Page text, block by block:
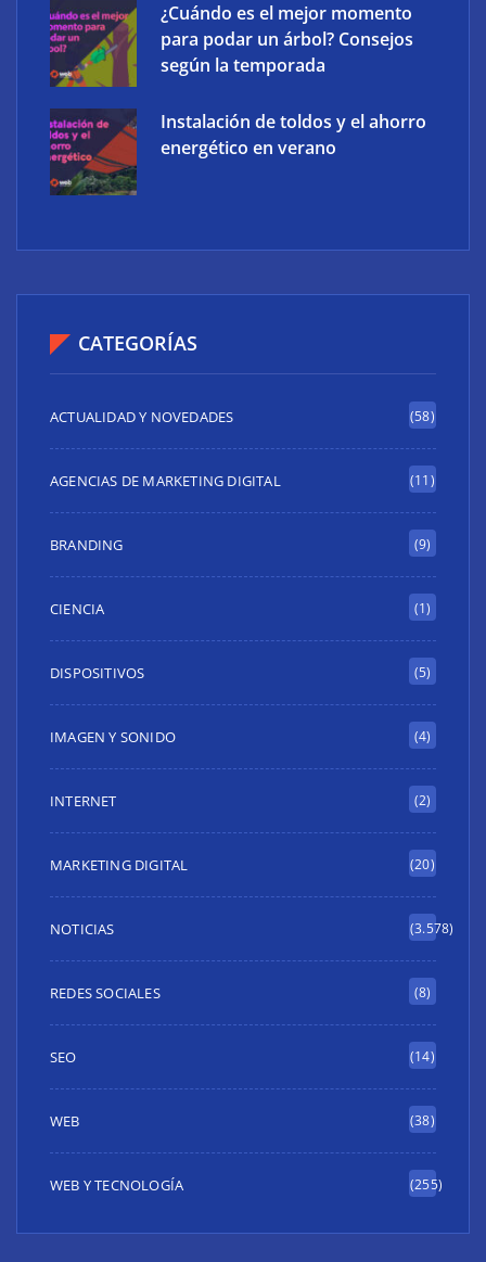
¿Cuándo es el mejor momento
para podar un árbol? Consejos
según la temporada
Instalación de toldos y el ahorro
energético en verano
CATEGORÍAS
ACTUALIDAD Y NOVEDADES (58)
AGENCIAS DE MARKETING DIGITAL (11)
BRANDING (9)
CIENCIA (1)
DISPOSITIVOS (5)
IMAGEN Y SONIDO (4)
INTERNET (2)
MARKETING DIGITAL (20)
NOTICIAS (3.578)
REDES SOCIALES (8)
SEO (14)
WEB (38)
WEB Y TECNOLOGÍA (255)